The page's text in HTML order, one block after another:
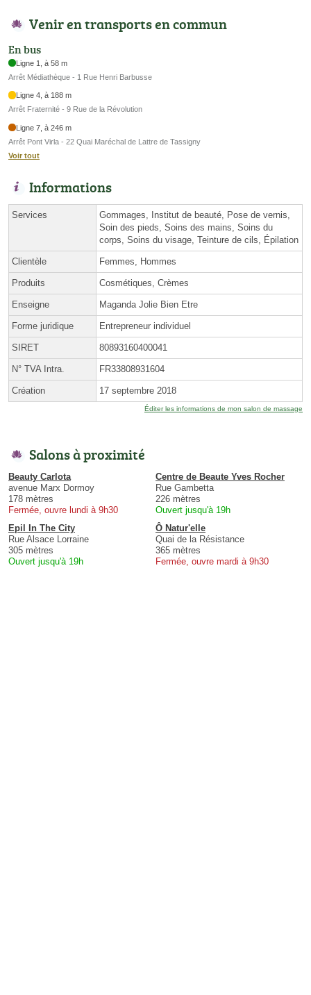
Venir en transports en commun
En bus
Ligne 1, à 58 m
Arrêt Médiathèque - 1 Rue Henri Barbusse
Ligne 4, à 188 m
Arrêt Fraternité - 9 Rue de la Révolution
Ligne 7, à 246 m
Arrêt Pont Virla - 22 Quai Maréchal de Lattre de Tassigny
Voir tout
Informations
Services
Gommages, Institut de beauté, Pose de vernis,
Soin des pieds, Soins des mains, Soins du
corps, Soins du visage, Teinture de cils, Épilation
Clientèle Femmes, Hommes
Produits Cosmétiques, Crèmes
Enseigne Maganda Jolie Bien Etre
Forme juridique Entrepreneur individuel
SIRET 80893160400041
N° TVA Intra. FR33808931604
Création 17 septembre 2018
Éditer les informations de mon salon de massage
Salons à proximité
Beauty Carlota
avenue Marx Dormoy
178 mètres
Fermée, ouvre lundi à 9h30
Centre de Beaute Yves Rocher
Rue Gambetta
226 mètres
Ouvert jusqu'à 19h
Epil In The City
Rue Alsace Lorraine
305 mètres
Ouvert jusqu'à 19h
Ô Natur'elle
Quai de la Résistance
365 mètres
Fermée, ouvre mardi à 9h30